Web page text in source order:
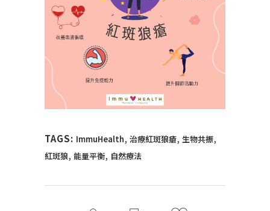
TAGS: ImmuHealth, 治療紅斑狼瘡, 生物共振,
紅斑狼, 能量平衡, 自然療法